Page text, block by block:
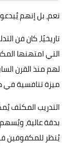
نعم، بل إنهم
تاريخيًا، كان فن
التي امتهنها
لهم منذ القرن
ميزة تنافسية في
التدريب المكثف
بدقة عالية،
يُنظر للمكفوفين